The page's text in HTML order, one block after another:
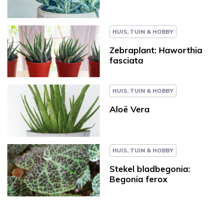
HUIS, TUIN & HOBBY
Zebraplant: Haworthia
fasciata
HUIS, TUIN & HOBBY
Aloë Vera
HUIS, TUIN & HOBBY
Stekel bladbegonia:
Begonia ferox